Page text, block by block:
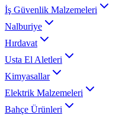
İş Güvenlik Malzemeleri
Nalburiye
Hırdavat
Usta El Aletleri
Kimyasallar
Elektrik Malzemeleri
Bahçe Ürünleri